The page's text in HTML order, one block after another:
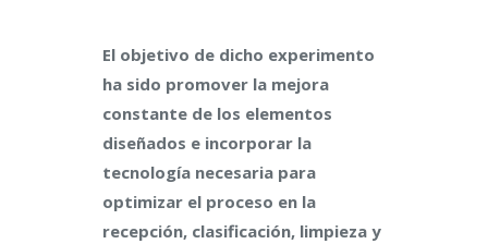
El objetivo de dicho experimento
ha sido promover la mejora
constante de los elementos
diseñados e incorporar la
tecnología necesaria para
optimizar el proceso en la
recepción, clasificación, limpieza y